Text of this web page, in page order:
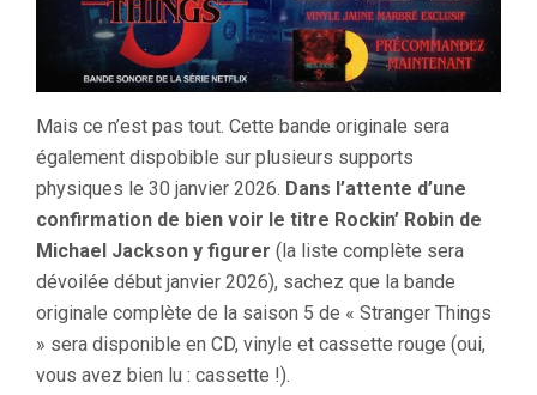
Mais ce n’est pas tout. Cette bande originale sera
également dispobible sur plusieurs supports
physiques le 30 janvier 2026. Dans l’attente d’une
confirmation de bien voir le titre Rockin’ Robin de
Michael Jackson y figurer (la liste complète sera
dévoilée début janvier 2026), sachez que la bande
originale complète de la saison 5 de « Stranger Things
» sera disponible en CD, vinyle et cassette rouge (oui,
vous avez bien lu : cassette !).